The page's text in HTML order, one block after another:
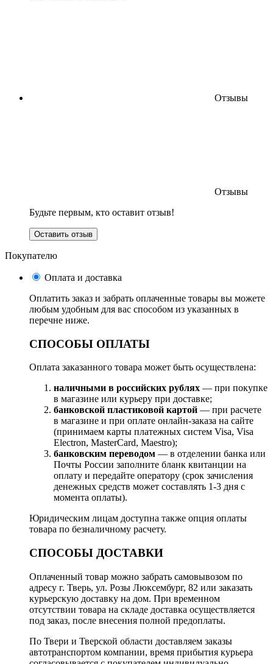
Отзывы
Отзывы
Будьте первым, кто оставит отзыв!
Оставить отзыв
Покупателю
Оплата и доставка
Оплатить заказ и забрать оплаченные товары вы можете
любым удобным для вас способом из указанных в
перечне ниже.
СПОСОБЫ ОПЛАТЫ
Оплата заказанного товара может быть осуществлена:
наличными в российских рублях — при покупке
в магазине или курьеру при доставке;
банковской пластиковой картой — при расчете
в магазине и при оплате онлайн-заказа на сайте
(принимаем карты платежных систем Visa, Visa
Electron, MasterCard, Maestro);
банковским переводом — в отделении банка или
Почты России заполните бланк квитанции на
оплату и передайте оператору (срок зачисления
денежных средств может составлять 1-3 дня с
момента оплаты).
Юридическим лицам доступна также опция оплаты
товара по безналичному расчету.
СПОСОБЫ ДОСТАВКИ
Оплаченный товар можно забрать самовывозом по
адресу г. Тверь, ул. Розы Люксембург, 82 или заказать
курьерскую доставку на дом. При временном
отсутствии товара на складе доставка осуществляется
под заказ, после внесения полной предоплаты.
По Твери и Тверской области доставляем заказы
автотранспортом компании, время прибытия курьера